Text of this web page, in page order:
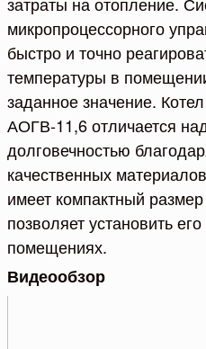
микропроцессорного
быстро и точно
температуры в
заданное значение.
АОГВ-11,6 отличается
долговечностью
качественных
имеет компактный
позволяет установить
помещениях.
Видеообзор